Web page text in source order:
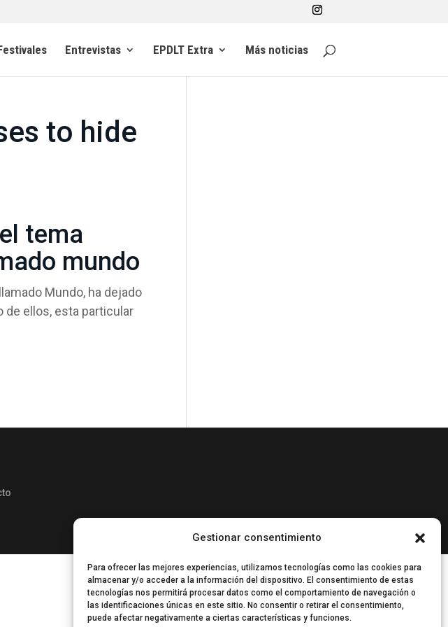
Gestionar consentimiento
Para ofrecer las mejores experiencias, utilizamos tecnologías como las cookies para
almacenar y/o acceder a la información del dispositivo. El consentimiento de estas
tecnologías nos permitirá procesar datos como el comportamiento de navegación o
las identificaciones únicas en este sitio. No consentir o retirar el consentimiento,
puede afectar negativamente a ciertas características y funciones.
Entrevistas EPDLT Extra Más noticias
to hide
tema
mundo
Mundo, ha dejado
ellos, esta particular